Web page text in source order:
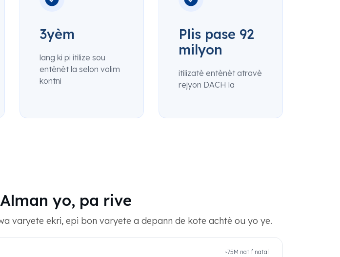
3yèm
lang ki pi itilize sou
entènèt la selon volim
kontni
Plis pase 92
milyon
itilizatè entènèt atravè
rejyon DACH la
yo, pa rive
varyete ekri, epi bon varyete a depann de kote achtè ou yo ye.
~75M natif natal